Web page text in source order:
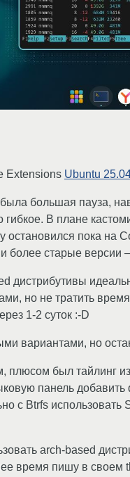
Extensions Ubuntu
большая пауза,
В плане
остановился пока на
более старые версии
дистрибутивы
но не тратить
1-2 суток :-D
вариантами, но
был тайлинг
панель
с Btrfs
arch-based
время пишу в